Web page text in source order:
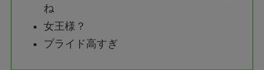
ね
女王様？
プライド高すぎ